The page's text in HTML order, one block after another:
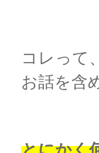
コレって
お話を含